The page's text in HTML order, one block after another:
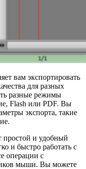
вам экспортировать
для разных
разные режимы
Flash или PDF. Вы
экспорта, такие
простой и удобный
и быстро работать с
операции с
мыши. Вы можете